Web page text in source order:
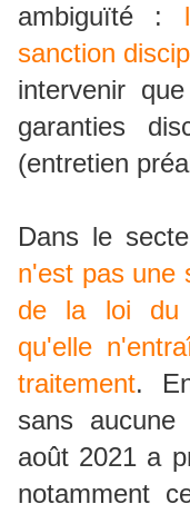
ambiguïté :
sanction
intervenir
garanties
(entretien
Dans le
n'est pas une
de la loi du
qu'elle
traitement.
sans
août 2021 a
notamment